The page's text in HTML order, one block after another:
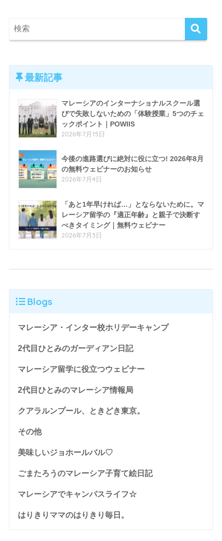
最新記事
マレーシアのインターナショナルスクール選
びで失敗しないための「体験授業」5つのチェ
ックポイント｜POWIIS
2026年7月15日
今後の進路選びに絶対に役に立つ! 2026年8月
の無料ウェビナーのお知らせ
2026年7月4日
「あと1年早ければ…」とならないために。マ
レーシア留学の『適正年齢』と親子で決断す
べきタイミング｜無料ウェビナー
2026年7月3日
Blogs
マレーシア・インター校ホリデーキャンプ
2代目ひとみのガーディアン日記
マレーシア留学に役立つウェビナー
2代目ひとみのマレーシア情報局
クアラルンプール、ときどき東京。
その他
美味しいジョホールバル♡
ごまたろうのマレーシア子育て絵日記
マレーシアでキャンパスライフ☆
はりきりママのはりきり毎日。